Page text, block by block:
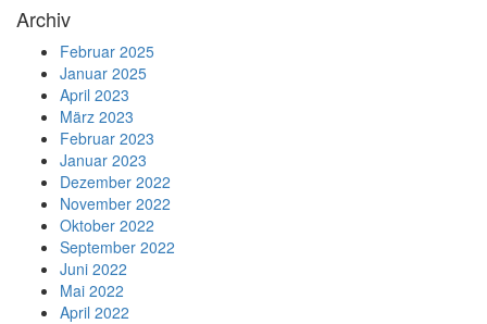
Archiv
Februar 2025
Januar 2025
April 2023
März 2023
Februar 2023
Januar 2023
Dezember 2022
November 2022
Oktober 2022
September 2022
Juni 2022
Mai 2022
April 2022